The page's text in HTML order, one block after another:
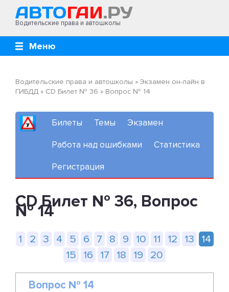
Водительские права и автошколы
Меню
Водительские права и автошколы » Экзамен он-лайн в
ГИБДД » CD Билет № 36 » Вопрос № 14
Билеты Темы Экзамен
Работа над ошибками Статистика
Регистрация
CD Билет № 36, Вопрос
№ 14
1 2 3 4 5 6 7 8 9 10 11 12 13
14
15
16 17 18 19 20
Вопрос № 14